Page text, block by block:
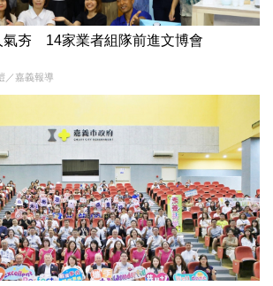
氣夯 14家業者組隊前進文博會
／嘉義報導